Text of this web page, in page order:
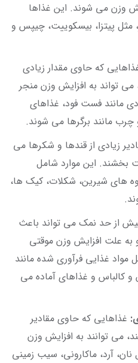
وزن می ‌شوند. این غذاها
پیتزا، بیسکوییت، چیپس و
که حاوی مقدار زیادی
تواند به افزایش وزن منجر
مانند فست فود، غذاهای
مانند برگرها می‌ شوند.
زیادی از قندها و شکرها می
بخشند. این موارد شامل
‌های شیرین، شکلات، کیک ها،
از حد نمک می ‌تواند باعث
به علت افزایش وزن موقتی
مواد غذایی فرآوری شده مانند
و غذاهای آماده می
غذاهایی که حاوی مقادیر
می ‌توانند به افزایش وزن
آرد، ماکارونی، سیب ‌زمینی